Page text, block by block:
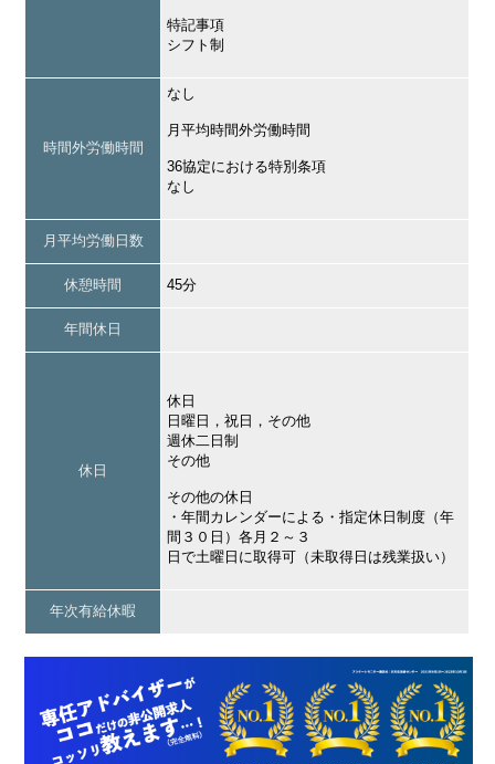
特記事項
シフト制
時間外労働時間
なし
月平均時間外労働時間
36協定における特別条項
なし
月平均労働日数
休憩時間 45分
年間休日
休日
休日
日曜日，祝日，その他
週休二日制
その他
その他の休日
・年間カレンダーによる・指定休日制度（年
間３０日）各月２～３
日で土曜日に取得可（未取得日は残業扱い）
年次有給休暇